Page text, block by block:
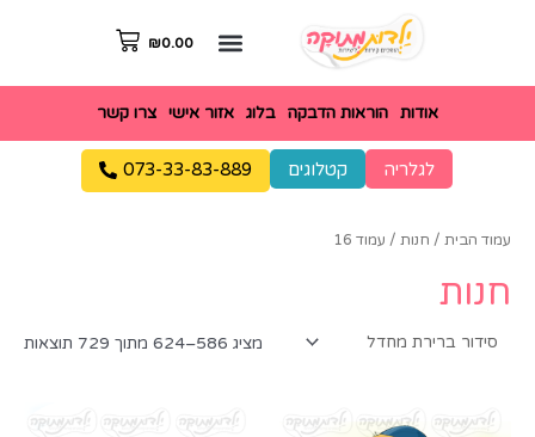
₪0.00
אודות הוראות הדבקה בלוג אזור אישי צרו קשר
לגלריה קטלוגים 073-33-83-889
עמוד הבית / חנות / עמוד 16
חנות
מציג 586–624 מתוך 729 תוצאות